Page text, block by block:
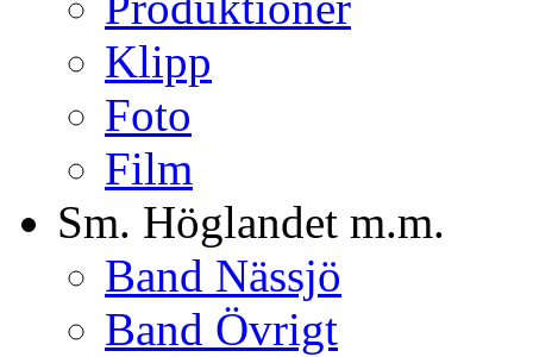
Klipp
Foto
Film
Sm. Höglandet m.m.
Band Nässjö
Band Övrigt